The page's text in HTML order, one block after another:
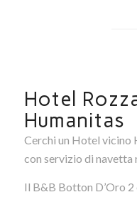
Hotel
Humanitas
Cerchi un Hotel vicino
con servizio di navetta
Il B&B Botton D’Oro